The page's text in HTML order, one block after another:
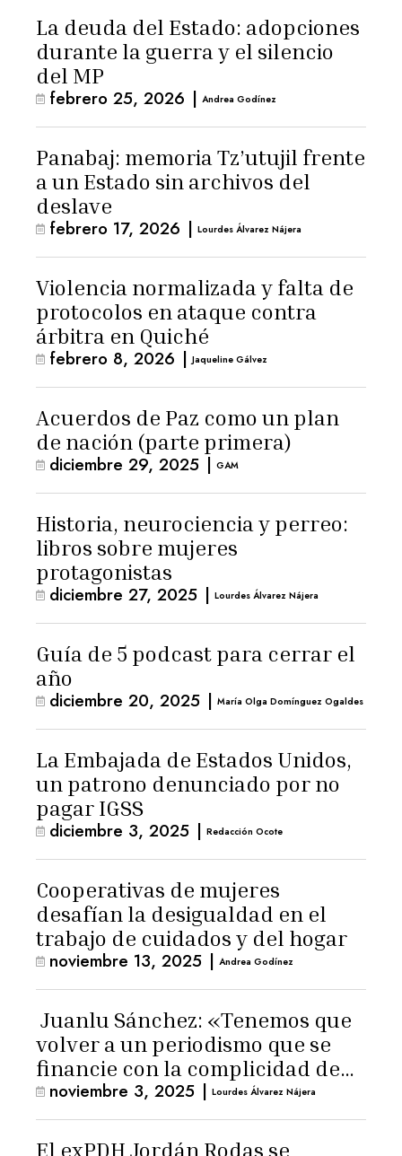
La deuda del Estado: adopciones
durante la guerra y el silencio
del MP
febrero 25, 2026 | Andrea Godínez
Panabaj: memoria Tz’utujil frente
a un Estado sin archivos del
deslave
febrero 17, 2026 | Lourdes Álvarez Nájera
Violencia normalizada y falta de
protocolos en ataque contra
árbitra en Quiché
febrero 8, 2026 | Jaqueline Gálvez
Acuerdos de Paz como un plan
de nación (parte primera)
diciembre 29, 2025 | GAM
Historia, neurociencia y perreo:
libros sobre mujeres
protagonistas
diciembre 27, 2025 | Lourdes Álvarez Nájera
Guía de 5 podcast para cerrar el
año
diciembre 20, 2025 | María Olga Domínguez Ogaldes
La Embajada de Estados Unidos,
un patrono denunciado por no
pagar IGSS
diciembre 3, 2025 | Redacción Ocote
Cooperativas de mujeres
desafían la desigualdad en el
trabajo de cuidados y del hogar
noviembre 13, 2025 | Andrea Godínez
Juanlu Sánchez: «Tenemos que
volver a un periodismo que se
financie con la complicidad de
los lectores»
noviembre 3, 2025 | Lourdes Álvarez Nájera
El exPDH Jordán Rodas se